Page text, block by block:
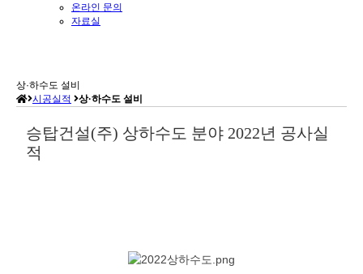
온라인 문의
자료실
상·하수도 설비
시공실적
상·하수도 설비
승탑건설(주) 상하수도 분야 2022년 공사실
적